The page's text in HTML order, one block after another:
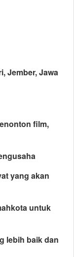
Jawa
film,
yang akan
untuk
baik dan